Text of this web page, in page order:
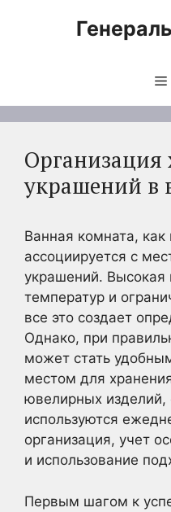
Организация
украшений в
Ванная комната, как
ассоциируется с
украшений.
температур и
все это создает
Однако, при
может стать
местом для
ювелирных изделий,
используются
организация, учет
и использование
Первым шагом к